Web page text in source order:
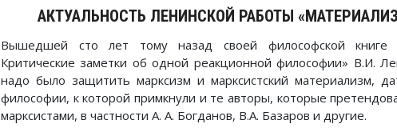
АКТУАЛЬНОСТЬ ЛЕНИНСКОЙ РАБОТЫ
Вышедшей сто лет тому назад своей философской книге
Критические заметки об одной реакционной философии» В.И.
надо было защитить марксизм и марксистский материализм,
философии, к которой примкнули и те авторы, которые
марксистами, в частности А. А. Богданов, В.А. Базаров и другие.